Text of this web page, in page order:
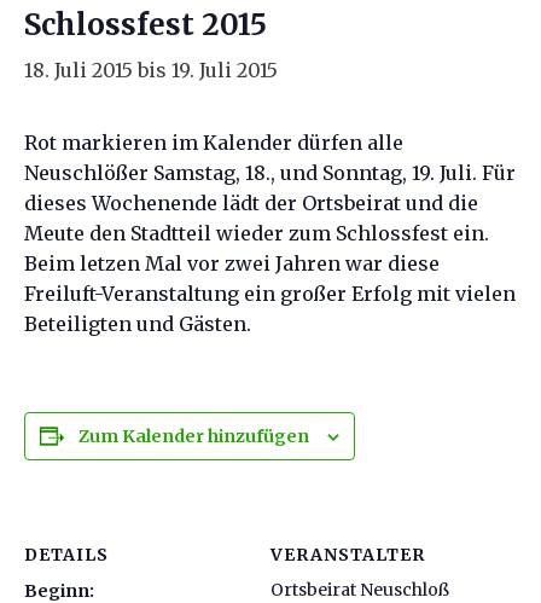
Schlossfest 2015
18. Juli 2015 bis 19. Juli 2015
Rot markieren im Kalender dürfen alle
Neuschlößer Samstag, 18., und Sonntag, 19. Juli. Für
dieses Wochenende lädt der Ortsbeirat und die
Meute den Stadtteil wieder zum Schlossfest ein.
Beim letzen Mal vor zwei Jahren war diese
Freiluft-Veranstaltung ein großer Erfolg mit vielen
Beteiligten und Gästen.
Zum Kalender hinzufügen
DETAILS
Beginn:
VERANSTALTER
Ortsbeirat Neuschloß